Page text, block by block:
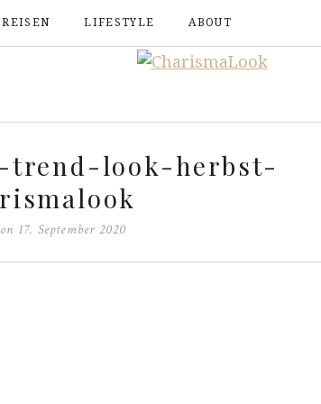
REISEN LIFESTYLE ABOUT
trend-look-herbst-
17. September 2020